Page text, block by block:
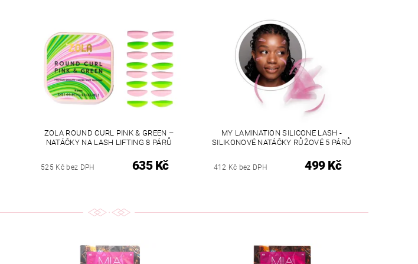
ZOLA ROUND CURL PINK & GREEN –
NATÁČKY NA LASH LIFTING 8 PÁRŮ
525 Kč bez DPH 635 Kč
MY LAMINATION SILICONE LASH -
SILIKONOVÉ NATÁČKY RŮŽOVÉ 5 PÁRŮ
412 Kč bez DPH 499 Kč